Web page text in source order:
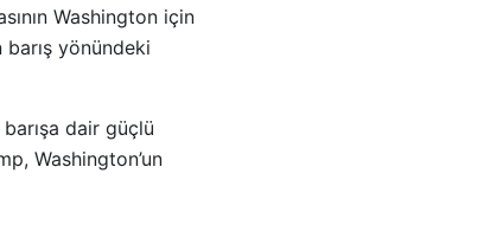
Washington için
yönündeki
dair güçlü
Washington’un